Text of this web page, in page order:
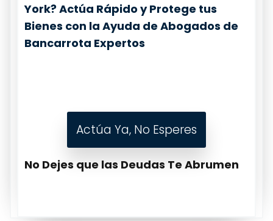
York? Actúa Rápido y Protege tus
Bienes con la Ayuda de Abogados de
Bancarrota Expertos
Actúa Ya, No Esperes
No Dejes que las Deudas Te Abrumen